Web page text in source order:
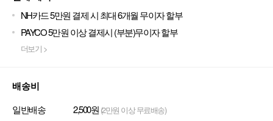
NH카드 5만원 결제 시 최대 6개월 무이자 할부
PAYCO 5만원 이상 결제시 (부분)무이자 할부
더보기 >
배송비
일반배송 2,500원 (2만원 이상 무료배송)